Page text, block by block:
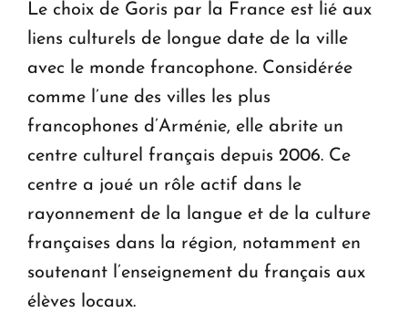
Le choix de Goris par la France est lié aux
liens culturels de longue date de la ville
avec le monde francophone. Considérée
comme l’une des villes les plus
francophones d’Arménie, elle abrite un
centre culturel français depuis 2006. Ce
centre a joué un rôle actif dans le
rayonnement de la langue et de la culture
françaises dans la région, notamment en
soutenant l’enseignement du français aux
élèves locaux.